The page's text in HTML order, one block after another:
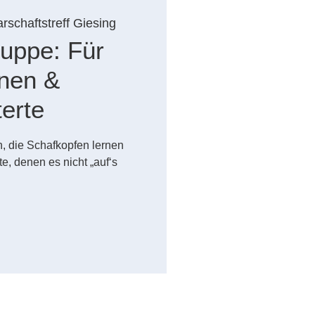
Giesing
Für
&
die Schafkopfen lernen
denen es nicht „auf‘s